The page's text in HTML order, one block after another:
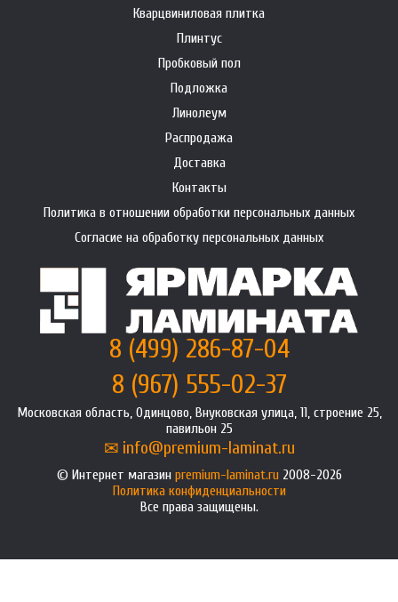
Кварцвиниловая плитка
Плинтус
Пробковый пол
Подложка
Линолеум
Распродажа
Доставка
Контакты
Политика в отношении обработки персональных данных
Согласие на обработку персональных данных
8 (499) 286-87-04
8 (967) 555-02-37
Московская область, Одинцово, Внуковская улица, 11, строение 25,
павильон 25
info@premium-laminat.ru
Интернет магазин premium-laminat.ru2008-2026
Политика конфиденциальности
Все права защищены.